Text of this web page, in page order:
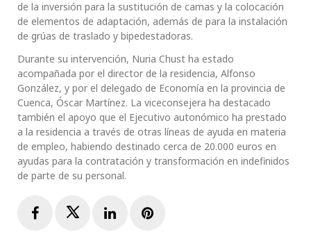
de la inversión para la sustitución de camas y la colocación
de elementos de adaptación, además de para la instalación
de grúas de traslado y bipedestadoras.
Durante su intervención, Nuria Chust ha estado
acompañada por el director de la residencia, Alfonso
González, y por el delegado de Economía en la provincia de
Cuenca, Óscar Martínez. La viceconsejera ha destacado
también el apoyo que el Ejecutivo autonómico ha prestado
a la residencia a través de otras líneas de ayuda en materia
de empleo, habiendo destinado cerca de 20.000 euros en
ayudas para la contratación y transformación en indefinidos
de parte de su personal.
FacebookTwitterLinkedInPinterest